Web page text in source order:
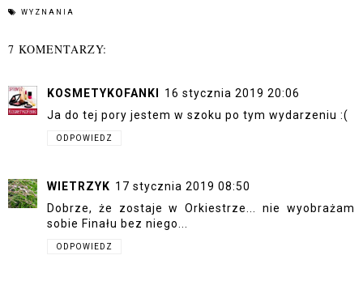
WYZNANIA
7 KOMENTARZY:
KOSMETYKOFANKI
16 stycznia 2019 20:06
Ja do tej pory jestem w szoku po tym wydarzeniu :(
ODPOWIEDZ
WIETRZYK 17 stycznia 2019 08:50
Dobrze, że zostaje w Orkiestrze... nie wyobrażam
sobie Finału bez niego...
ODPOWIEDZ